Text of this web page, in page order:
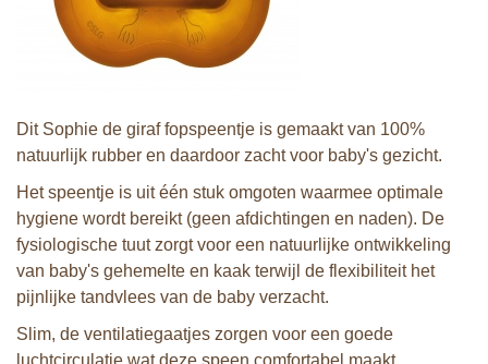
Dit Sophie de giraf fopspeentje is gemaakt van 100%
natuurlijk rubber en daardoor zacht voor baby's gezicht.
Het speentje is uit één stuk omgoten waarmee optimale
hygiene wordt bereikt (geen afdichtingen en naden). De
fysiologische tuut zorgt voor een natuurlijke ontwikkeling
van baby's gehemelte en kaak terwijl de flexibiliteit het
pijnlijke tandvlees van de baby verzacht.
Slim, de ventilatiegaatjes zorgen voor een goede
luchtcirculatie wat deze speen comfortabel maakt.